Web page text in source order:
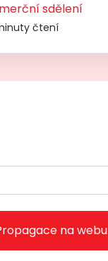
sdělení
čtení
na webu